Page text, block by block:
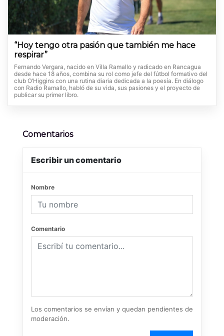
“Hoy tengo otra pasión que también me hace
respirar”
Fernando Vergara, nacido en Villa Ramallo y radicado en Rancagua
desde hace 18 años, combina su rol como jefe del fútbol formativo del
club O’Higgins con una rutina diaria dedicada a la poesía. En diálogo
con Radio Ramallo, habló de su vida, sus pasiones y el proyecto de
publicar su primer libro.
Comentarios
Escribir un comentario
Nombre
Comentario
Los comentarios se envían y quedan pendientes de
moderación.